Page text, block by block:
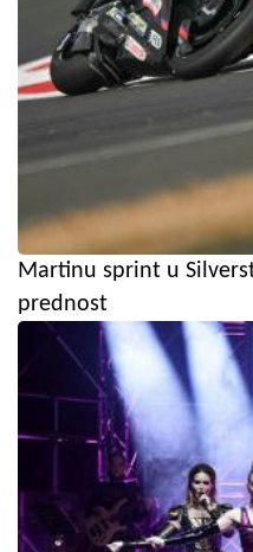
Martinu sprint u
prednost